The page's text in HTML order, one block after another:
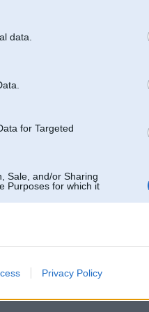
data.
for Targeted
Sale, and/or Sharing
Purposes for which it
Privacy Policy